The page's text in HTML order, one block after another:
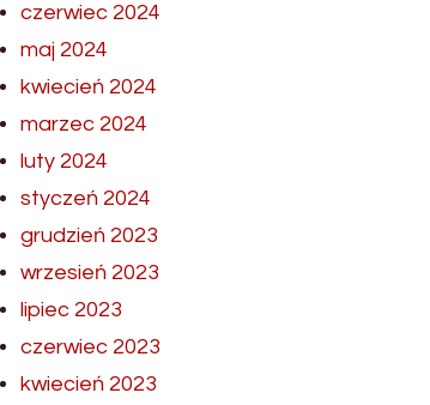
czerwiec 2024
maj 2024
kwiecień 2024
marzec 2024
luty 2024
styczeń 2024
grudzień 2023
wrzesień 2023
lipiec 2023
czerwiec 2023
kwiecień 2023